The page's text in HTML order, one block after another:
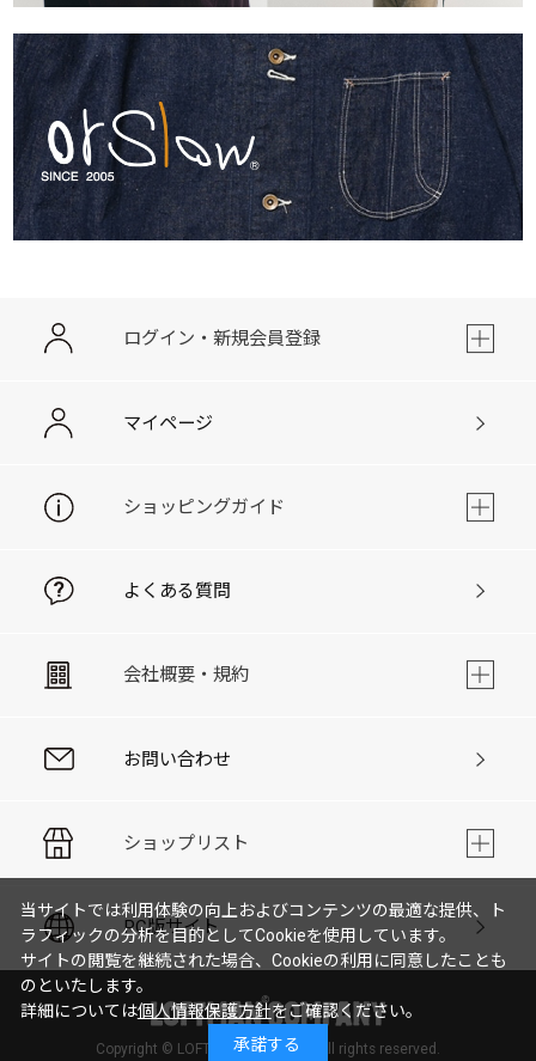
ログイン・新規会員登録
マイページ
ショッピングガイド
よくある質問
会社概要・規約
お問い合わせ
ショップリスト
PC版サイト
Copyright © LOFTMAN COMPANY. All rights reserved.
当サイトでは利用体験の向上およびコンテンツの最適な提供、ト
ラフィックの分析を目的としてCookieを使用しています。
サイトの閲覧を継続された場合、Cookieの利用に同意したことも
のといたします。
詳細については個人情報保護方針をご確認ください。
承諾する